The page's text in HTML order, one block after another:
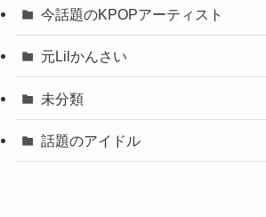
今話題のKPOPアーティスト
元Lilかんさい
未分類
話題のアイドル